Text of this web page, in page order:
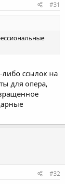
#31
ссылок на
для опера,
#32